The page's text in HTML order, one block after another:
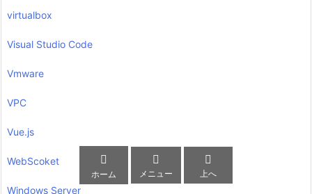
virtualbox
Visual Studio Code
Vmware
VPC
Vue.js
WebScoket
Windows Server

ホーム

メニュー

上へ